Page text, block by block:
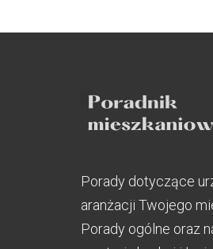
Porady dotyczące
aranżacji Twojego
Porady ogólne oraz